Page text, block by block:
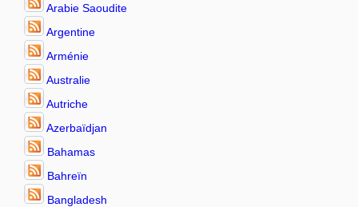
Arabie Saoudite
Argentine
Arménie
Australie
Autriche
Azerbaïdjan
Bahamas
Bahreïn
Bangladesh